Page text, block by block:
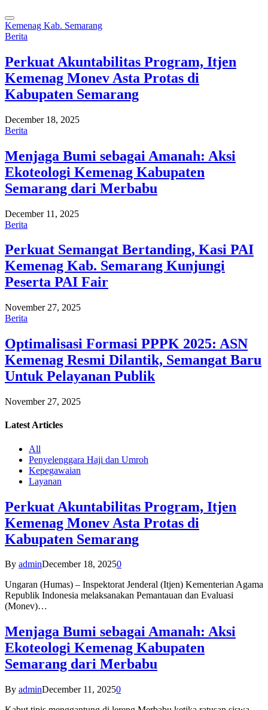
Kemenag Kab. Semarang
Berita
Perkuat Akuntabilitas Program, Itjen
Kemenag Monev Asta Protas di
Kabupaten Semarang
December 18, 2025
Berita
Menjaga Bumi sebagai Amanah: Aksi
Ekoteologi Kemenag Kabupaten
Semarang dari Merbabu
December 11, 2025
Berita
Perkuat Semangat Bertanding, Kasi PAI
Kemenag Kab. Semarang Kunjungi
Peserta PAI Fair
November 27, 2025
Berita
Optimalisasi Formasi PPPK 2025: ASN
Kemenag Resmi Dilantik, Semangat Baru
Untuk Pelayanan Publik
November 27, 2025
Latest Articles
All
Penyelenggara Haji dan Umroh
Kepegawaian
Layanan
Perkuat Akuntabilitas Program, Itjen
Kemenag Monev Asta Protas di
Kabupaten Semarang
By adminDecember 18, 20250
Ungaran (Humas) – Inspektorat Jenderal (Itjen) Kementerian Agama
Republik Indonesia melaksanakan Pemantauan dan Evaluasi
(Monev)…
Menjaga Bumi sebagai Amanah: Aksi
Ekoteologi Kemenag Kabupaten
Semarang dari Merbabu
By adminDecember 11, 20250